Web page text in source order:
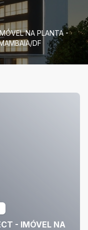
NA PLANTA -
DF
- IMÓVEL NA